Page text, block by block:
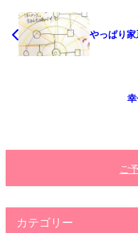
やっぱり家
ご
カテゴリー